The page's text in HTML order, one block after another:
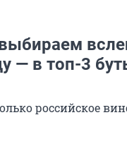
— в топ-3
российское